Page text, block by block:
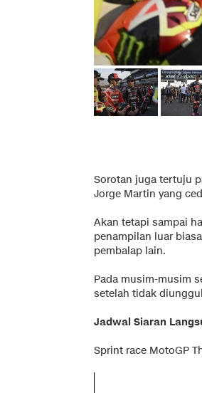
Sorotan juga tertuju
Jorge Martin yang
Akan tetapi sampai
penampilan luar
pembalap lain.
Pada musim-musim
setelah tidak
Jadwal Siaran
Sprint race MotoGP